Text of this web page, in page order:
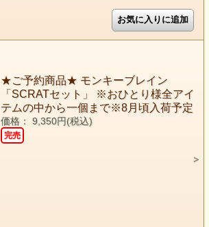
★ご予約商品★ モンキーブレイン
「SCRATセット」 ※おひとり様全アイ
テムの中から一個まで※8月頃入荷予定
価格： 9,350円(税込)
完売